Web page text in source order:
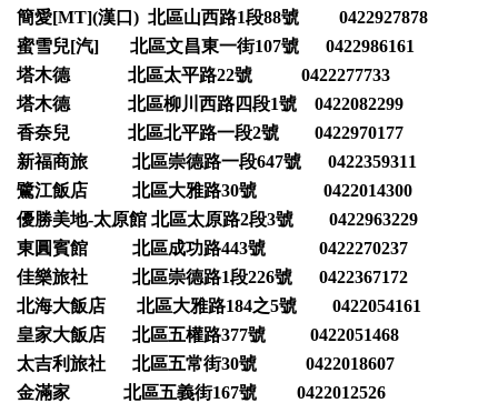
簡愛[MT](漢口) 北區山西路1段88號 0422927878
蜜雪兒[汽] 北區文昌東一街107號 0422986161
塔木德 北區太平路22號 0422277733
塔木德 北區柳川西路四段1號 0422082299
香奈兒 北區北平路一段2號 0422970177
新福商旅 北區崇德路一段647號 0422359311
鷺江飯店 北區大雅路30號 0422014300
優勝美地-太原館 北區太原路2段3號 0422963229
東圓賓館 北區成功路443號 0422270237
佳樂旅社 北區崇德路1段226號 0422367172
北海大飯店 北區大雅路184之5號 0422054161
皇家大飯店 北區五權路377號 0422051468
太吉利旅社 北區五常街30號 0422018607
金滿家 北區五義街167號 0422012526